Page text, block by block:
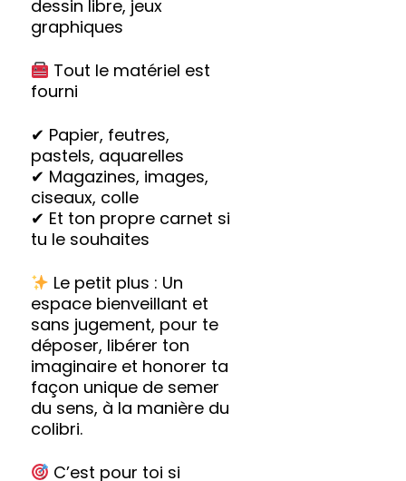
dessin libre, jeux
graphiques
Tout le matériel est
fourni
✔ Papier, feutres,
pastels, aquarelles
✔ Magazines, images,
ciseaux, colle
✔ Et ton propre carnet si
tu le souhaites
Le petit plus : Un
espace bienveillant et
sans jugement, pour te
déposer, libérer ton
imaginaire et honorer ta
façon unique de semer
du sens, à la manière du
colibri.
C’est pour toi si